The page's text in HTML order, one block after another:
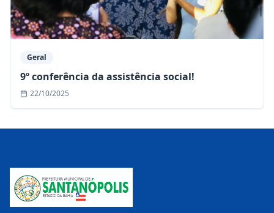
Geral
9º conferência da assistência social!
22/10/2025